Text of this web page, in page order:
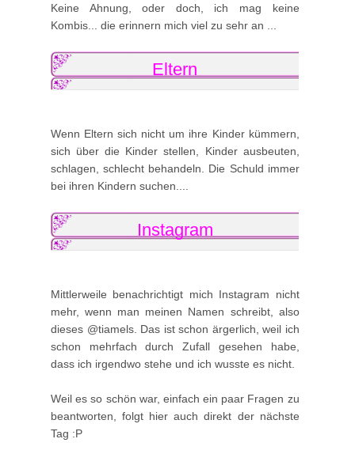
Keine Ahnung, oder doch, ich mag keine
Kombis... die erinnern mich viel zu sehr an ...
Eltern
Wenn Eltern sich nicht um ihre Kinder kümmern,
sich über die Kinder stellen, Kinder ausbeuten,
schlagen, schlecht behandeln. Die Schuld immer
bei ihren Kindern suchen....
Instagram
Mittlerweile benachrichtigt mich Instagram nicht
mehr, wenn man meinen Namen schreibt, also
dieses @tiamels. Das ist schon ärgerlich, weil ich
schon mehrfach durch Zufall gesehen habe,
dass ich irgendwo stehe und ich wusste es nicht.
Weil es so schön war, einfach ein paar Fragen zu
beantworten, folgt hier auch direkt der nächste
Tag :P